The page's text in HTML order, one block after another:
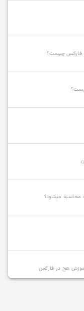
محاسبه میشود؟
هج در فارکس